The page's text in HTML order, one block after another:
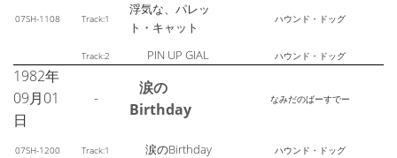
07SH-1108 Track:1
浮気な、パレッ
ト・キャット
ハウンド・ドッグ
Track:2 PIN UP GIAL ハウンド・ドッグ
1982年
09月01
日
-
涙の
Birthday
なみだのばーすでー
07SH-1200 Track:1 涙のBirthday ハウンド・ドッグ